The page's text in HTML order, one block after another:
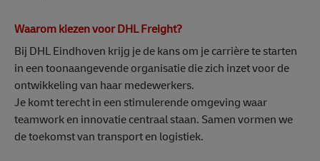
Waarom kiezen voor DHL Freight?
Bij DHL Eindhoven krijg je de kans om je carrière te starten
in een toonaangevende organisatie die zich inzet voor de
ontwikkeling van haar medewerkers.
Je komt terecht in een stimulerende omgeving waar
teamwork en innovatie centraal staan. Samen vormen we
de toekomst van transport en logistiek.